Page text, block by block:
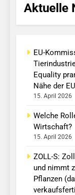
Aktuelle
EU-
Equality
Nähe der
15. April 2026
Welche
Wirtschaft?
15. April 2026
ZOLL-S:
und nimmt
Pflanzen